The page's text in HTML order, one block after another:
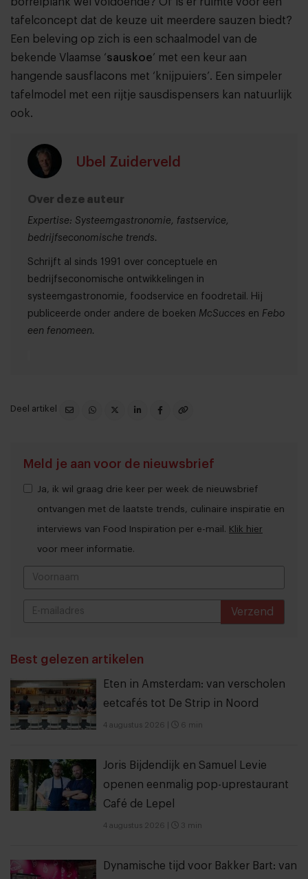
tafelconcept dat de keuze uit meerdere sauzen biedt?
Een beleving op zich is een schaalmodel van de
bekende Vlaamse ‘sauskoe’ met een keur aan
hangende sausflacons met ‘knijpuiers’. Een simpeler
tafelmodel met een rijtje sausdispensers kan natuurlijk
ook.
Ubel Zuiderveld
Over deze auteur
Expertise: Systeemgastronomie, fastservice,
bedrijfseconomische trends.
Schrijft al sinds 1991 over conceptuele en
bedrijfseconomische ontwikkelingen in
systeemgastronomie, foodservice en foodretail. Hij
publiceerde onder andere de boeken McSucces en Febo
een fenomeen.
Deel artikel
Meld je aan voor de nieuwsbrief
Ja, ik wil graag drie keer per week de nieuwsbrief
ontvangen met de laatste trends, culinaire inspiratie en
interviews van Food Inspiration per e-mail. Klik hier
voor meer informatie.
Verzend
Best gelezen artikelen
Eten in Amsterdam: van verscholen
eetcafés tot De Strip in Noord
4 augustus 2026 6 min
Joris Bijdendijk en Samuel Levie
openen eenmalig pop-uprestaurant
Café de Lepel
4 augustus 2026 3 min
Dynamische tijd voor Bakker Bart: van